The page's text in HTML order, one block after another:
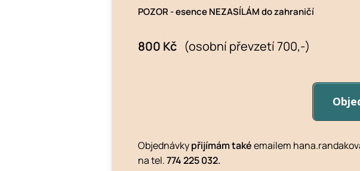
POZOR - esence NEZASÍLÁM do zahraničí
800 Kč (osobní převzetí 700,-)
Objednávkypřijímám takéemailem
na tel.774 225 032.